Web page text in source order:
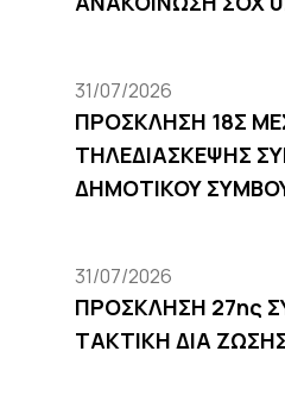
31/07/2026
ΠΡΟΣΚΛΗΣΗ 18Σ
ΤΗΛΕΔΙΑΣΚΕΨΗΣ
ΔΗΜΟΤΙΚΟΥ
31/07/2026
ΠΡΟΣΚΛΗΣΗ 27ης
ΤΑΚΤΙΚΗ ΔΙΑ